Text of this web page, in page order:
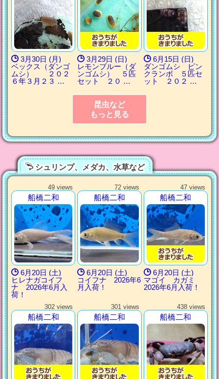
3月30日 (月)
ベックス（ダンゴ
ムシ） ２０２
６年３月２３ …
3月29日 (日)
レモンブルー（ダ
ンゴムシ） ５匹
セット ２０ …
6月15日 (日)
ダンゴムシ ピン
クランボ ５匹セ
ット ２０２ …
昆虫など
もっと見る
シュリンプ、メダカ、水草など
49 views
船橋二和
6月20日 (土)
ヒレナガコイフ
ナ 2026年6月入
荷！
72 views
船橋二和
6月20日 (土)
コイフナ 2026年6
月入荷！
47 views
船橋二和
6月20日 (土)
マゴイ カガミ
2026年6月入荷！
302 views
船橋二和
301 views
船橋二和
438 views
船橋二和